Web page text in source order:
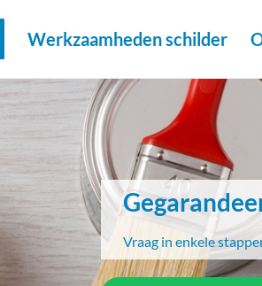
Werkzaamheden schilder
Vraag in enkele